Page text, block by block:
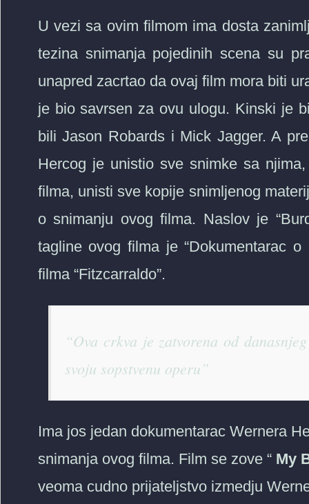
U vezi sa ovim filmom ima dosta
tezina snimanja pojedinih scena su
unapred zacrtao da ovaj film mora biti
je bio savrsen za ovu ulogu. Kinski je
bili Jason Robards i Mick Jagger. A
Hercog je unistio sve snimke sa
filma, unisti sve kopije snimljenog
o snimanju ovog filma. Naslov je
tagline ovog filma je “Dokumentarac
filma “Fitzcarraldo”.
“Ova crkva je zatvorena od
svoju sopstvenu operu”
Ima jos jedan dokumentarac Wernera
snimanja ovog filma. Film se zove “My
veoma cudno prijateljstvo izmedju